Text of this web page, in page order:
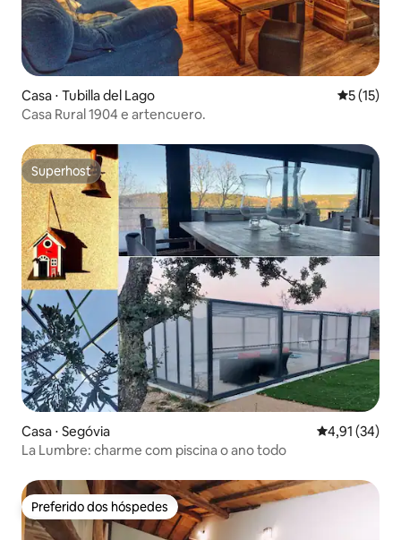
Casa ⋅ Tubilla del Lago 5 de uma
5 (15)
Casa Rural 1904 e artencuero.
Superhost
Superhost
Casa ⋅ Segóvia 4,91 de uma
4,91 (34)
La Lumbre: charme com piscina o ano todo
Preferido dos hóspedes
Preferido dos hóspedes